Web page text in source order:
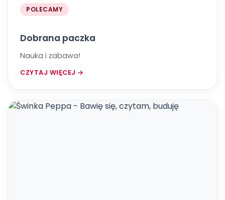
POLECAMY
Dobrana paczka
Nauka i zabawa!
CZYTAJ WIĘCEJ →